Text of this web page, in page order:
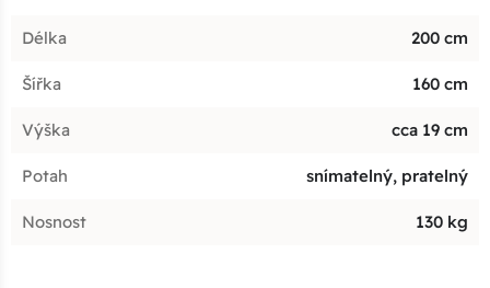
Délka 200 cm
Šířka 160 cm
Výška cca 19 cm
Potah snímatelný, pratelný
Nosnost 130 kg